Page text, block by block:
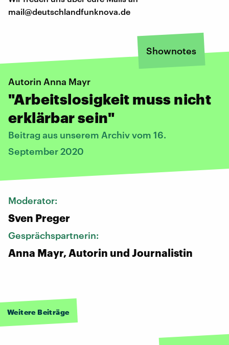
mail@deutschlandfunknova.de
Shownotes
Autorin Anna Mayr
"Arbeitslosigkeit muss nicht
erklärbar sein"
Beitrag aus unserem Archiv vom 16.
September 2020
Moderator:
Sven Preger
Gesprächspartnerin:
Anna Mayr, Autorin und Journalistin
Weitere Beiträge